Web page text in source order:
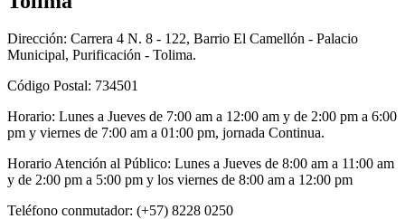
Dirección: Carrera 4 N. 8 - 122, Barrio El Camellón - Palacio
Municipal, Purificación - Tolima.
Código Postal: 734501
Horario: Lunes a Jueves de 7:00 am a 12:00 am y de 2:00 pm a 6:00
pm y viernes de 7:00 am a 01:00 pm, jornada Continua.
Horario Atención al Público: Lunes a Jueves de 8:00 am a 11:00 am
y de 2:00 pm a 5:00 pm y los viernes de 8:00 am a 12:00 pm
Teléfono conmutador: (+57) 8228 0250